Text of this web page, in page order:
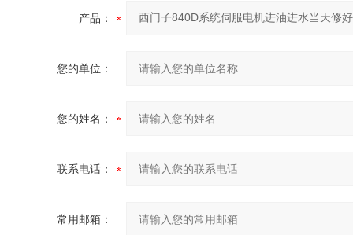
产品：
您的单位：
您的姓名：
联系电话：
常用邮箱：